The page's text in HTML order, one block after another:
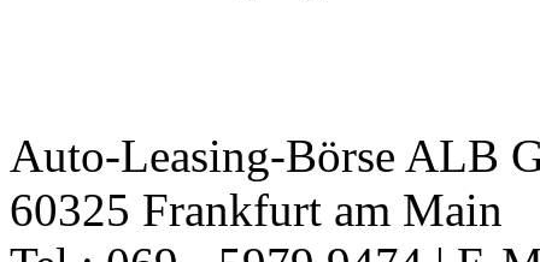
Auto-Leasing-Börse ALB
60325 Frankfurt am Main